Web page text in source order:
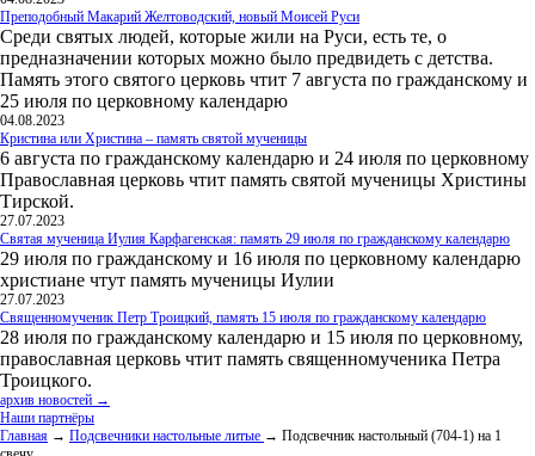
Преподобный Макарий Желтоводский, новый Моисей Руси
Среди святых людей, которые жили на Руси, есть те, о
предназначении которых можно было предвидеть с детства.
Память этого святого церковь чтит 7 августа по гражданскому и
25 июля по церковному календарю
04.08.2023
Кристина или Христина – память святой мученицы
6 августа по гражданскому календарю и 24 июля по церковному
Православная церковь чтит память святой мученицы Христины
Тирской.
27.07.2023
Святая мученица Иулия Карфагенская: память 29 июля по гражданскому календарю
29 июля по гражданскому и 16 июля по церковному календарю
христиане чтут память мученицы Иулии
27.07.2023
Священномученик Петр Троицкий, память 15 июля по гражданскому календарю
28 июля по гражданскому календарю и 15 июля по церковному,
православная церковь чтит память священномученика Петра
Троицкого.
архив новостей →
Наши партнёры
Главная → Подсвечники настольные литые → Подсвечник настольный (704-1) на 1